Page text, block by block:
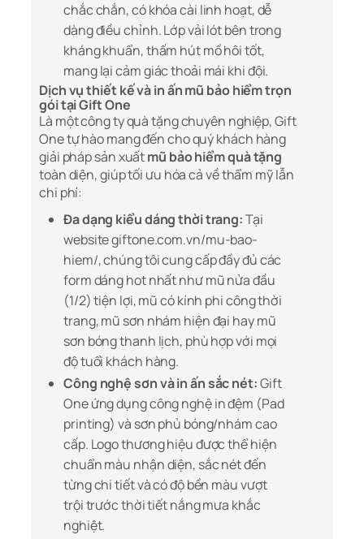
chắc chắn, có khóa cài linh hoạt, dễ
dàng điều chỉnh. Lớp vải lót bên trong
kháng khuẩn, thấm hút mồ hôi tốt,
mang lại cảm giác thoải mái khi đội.
Dịch vụ thiết kế và in ấn mũ bảo hiểm trọn
gói tại Gift One
Là một công ty quà tặng chuyên nghiệp, Gift
One tự hào mang đến cho quý khách hàng
giải pháp sản xuấtmũ bảo hiểm quà tặng
toàn diện, giúp tối ưu hóa cả về thẩm mỹ lẫn
chi phí:
Đa dạng kiểu dáng thời trang:Tại
websitegiftone.com.vn/mu-bao-
hiem/, chúng tôi cung cấp đầy đủ các
form dáng hot nhất như mũ nửa đầu
(1/2) tiện lợi, mũ có kính phi công thời
trang, mũ sơn nhám hiện đại hay mũ
sơn bóng thanh lịch, phù hợp với mọi
độ tuổi khách hàng.
Công nghệ sơn và in ấn sắc nét:Gift
One ứng dụng công nghệ in đệm (Pad
printing) và sơn phủ bóng/nhám cao
cấp. Logo thương hiệu được thể hiện
chuẩn màu nhận diện, sắc nét đến
từng chi tiết và có độ bền màu vượt
trội trước thời tiết nắng mưa khắc
nghiệt.